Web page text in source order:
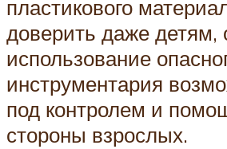
пластикового
доверить даже детям,
использование
инструментария
под контролем и
стороны взрослых.